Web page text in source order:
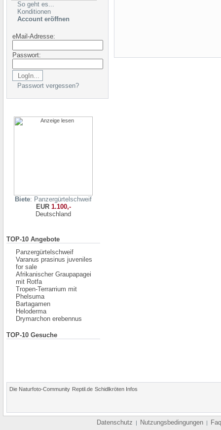
So geht es...
Konditionen
Account eröffnen
eMail-Adresse:
Passwort:
Passwort vergessen?
Biete: Panzergürtelschweif
EUR1.100,-
Deutschland
TOP-10 Angebote
Panzergürtelschweif
Varanus prasinus juveniles
for sale
Afrikanischer Graupapagei
mit Rotfa
Tropen-Terrarrium mit
Phelsuma
Bartagamen
Heloderma
Drymarchon erebennus
TOP-10 Gesuche
Die Naturfoto-Community Reptil.de Schidlkröten Infos
Datenschutz | Nutzungsbedingungen | Faq